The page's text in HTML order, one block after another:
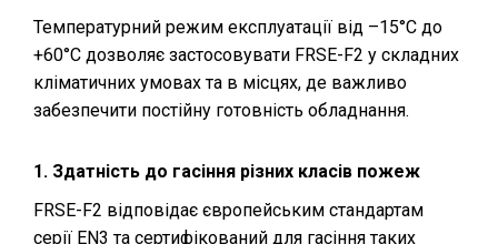
Температурний режим експлуатації від –15°C до
+60°C дозволяє застосовувати FRSE-F2 у складних
кліматичних умовах та в місцях, де важливо
забезпечити постійну готовність обладнання.
1. Здатність до гасіння різних класів пожеж
FRSE-F2 відповідає європейським стандартам
серії EN3 та сертифікований для гасіння таких